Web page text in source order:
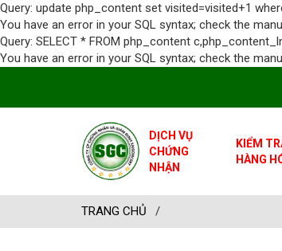
Query: update php_content set visited=visited+1
You have an error in your SQL syntax; check the
Query: SELECT * FROM php_content
You have an error in your SQL syntax; check the
DỊCH VỤ
CHỨNG
NHẬN
KIỂM
HÀNG
TRANG CHỦ /